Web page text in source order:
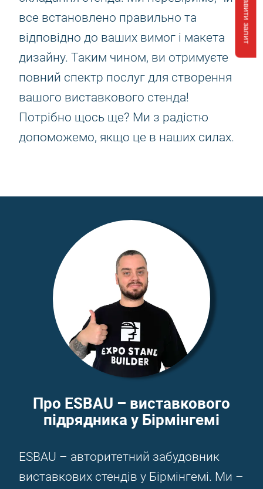
все встановлено правильно та
відповідно до ваших вимог і макета
дизайну. Таким чином, ви отримуєте
повний спектр послуг для створення
вашого виставкового стенда!
Потрібно щось ще? Ми з радістю
допоможемо, якщо це в наших силах.
Про ESBAU – виставкового
підрядника у Бірмінгемі
ESBAU – авторитетний забудовник
виставкових стендів у Бірмінгемі. Ми –